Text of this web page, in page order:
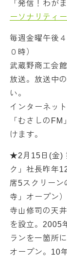
「発信！わが
ーソナリティー
毎週金曜午後
０時）
武蔵野商工会
放送。放送中
い。
インターネッ
「むさしのFM
けます。
★2月15日(金)
ク」社長昨年
席5スクリーン
寺」オープン）
寺山修司の天
を設立。2005
ランを一箇所
オープン。10